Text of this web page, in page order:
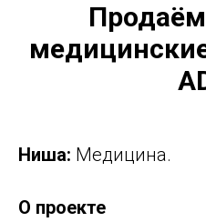
Ниша: Медицина.
О проекте